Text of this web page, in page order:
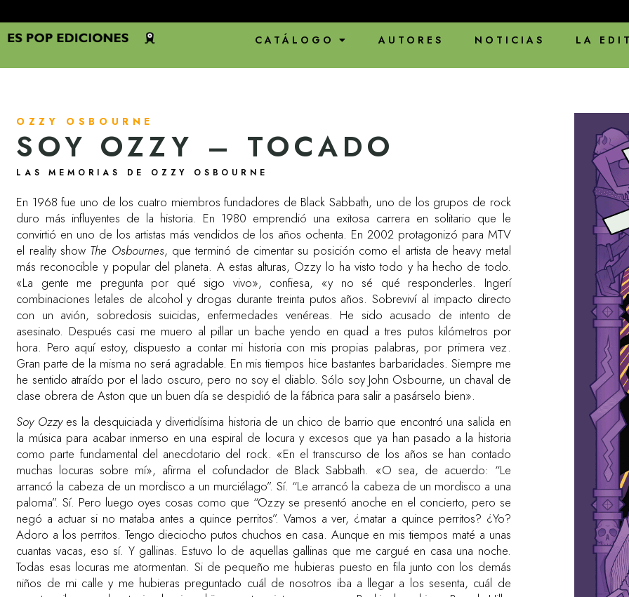
CATÁLOGO AUTORES NOTICIAS LA
OZZY OSBOURNE
SOY OZZY – TOCADO
LAS MEMORIAS DE OZZY OSBOURNE
En 1968 fue uno de los cuatro miembros fundadores de Black Sabbath, uno de los grupos de rock
duro más influyentes de la historia. En 1980 emprendió una exitosa carrera en solitario que le
convirtió en uno de los artistas más vendidos de los años ochenta. En 2002 protagonizó para MTV
el reality show The Osbournes, que terminó de cimentar su posición como el artista de heavy metal
más reconocible y popular del planeta. A estas alturas, Ozzy lo ha visto todo y ha hecho de todo.
«La gente me pregunta por qué sigo vivo», confiesa, «y no sé qué responderles. Ingerí
combinaciones letales de alcohol y drogas durante treinta putos años. Sobreviví al impacto directo
con un avión, sobredosis suicidas, enfermedades venéreas. He sido acusado de intento de
asesinato. Después casi me muero al pillar un bache yendo en quad a tres putos kilómetros por
hora. Pero aquí estoy, dispuesto a contar mi historia con mis propias palabras, por primera vez.
Gran parte de la misma no será agradable. En mis tiempos hice bastantes barbaridades. Siempre me
he sentido atraído por el lado oscuro, pero no soy el diablo. Sólo soy John Osbourne, un chaval de
clase obrera de Aston que un buen día se despidió de la fábrica para salir a pasárselo bien».
Soy Ozzyes la desquiciada y divertidísima historia de un chico de barrio que encontró una salida en
la música para acabar inmerso en una espiral de locura y excesos que ya han pasado a la historia
como parte fundamental del anecdotario del rock. «En el transcurso de los años se han contado
muchas locuras sobre mí», afirma el cofundador de Black Sabbath. «O sea, de acuerdo: “Le
arrancó la cabeza de un mordisco a un murciélago”. Sí. “Le arrancó la cabeza de un mordisco a una
paloma”. Sí. Pero luego oyes cosas como que “Ozzy se presentó anoche en el concierto, pero se
negó a actuar si no mataba antes a quince perritos”. Vamos a ver, ¿matar a quince perritos? ¿Yo?
Adoro a los perritos. Tengo dieciocho putos chuchos en casa. Aunque en mis tiempos maté a unas
cuantas vacas, eso sí. Y gallinas. Estuvo lo de aquellas gallinas que me cargué en casa una noche.
Todas esas locuras me atormentan. Si de pequeño me hubieras puesto en fila junto con los demás
niños de mi calle y me hubieras preguntado cuál de nosotros iba a llegar a los sesenta, cuál de